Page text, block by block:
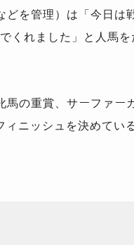
を管理）は「今日は
くれました」と人馬
の重賞、サーファー
ニッシュを決めている